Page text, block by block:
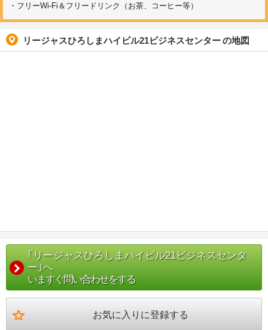
・フリーWi-Fi＆フリードリンク（お茶、コーヒー等）
リージャスひろしまハイビル21ビジネスセンターの地図
｢リージャスひろしまハイビル21ビジネスセンタ
ー｣へ
いますぐ問い合わせをする
お気に入りに登録する